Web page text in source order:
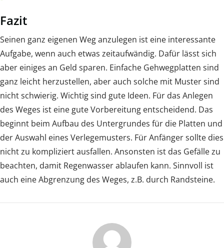
Fazit
Seinen ganz eigenen Weg anzulegen ist eine interessante
Aufgabe, wenn auch etwas zeitaufwändig. Dafür lässt sich
aber einiges an Geld sparen. Einfache Gehwegplatten sind
ganz leicht herzustellen, aber auch solche mit Muster sind
nicht schwierig. Wichtig sind gute Ideen. Für das Anlegen
des Weges ist eine gute Vorbereitung entscheidend. Das
beginnt beim Aufbau des Untergrundes für die Platten und
der Auswahl eines Verlegemusters. Für Anfänger sollte dies
nicht zu kompliziert ausfallen. Ansonsten ist das Gefälle zu
beachten, damit Regenwasser ablaufen kann. Sinnvoll ist
auch eine Abgrenzung des Weges, z.B. durch Randsteine.